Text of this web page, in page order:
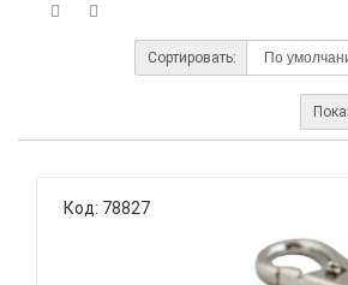
Сортировать:
Код: 78827